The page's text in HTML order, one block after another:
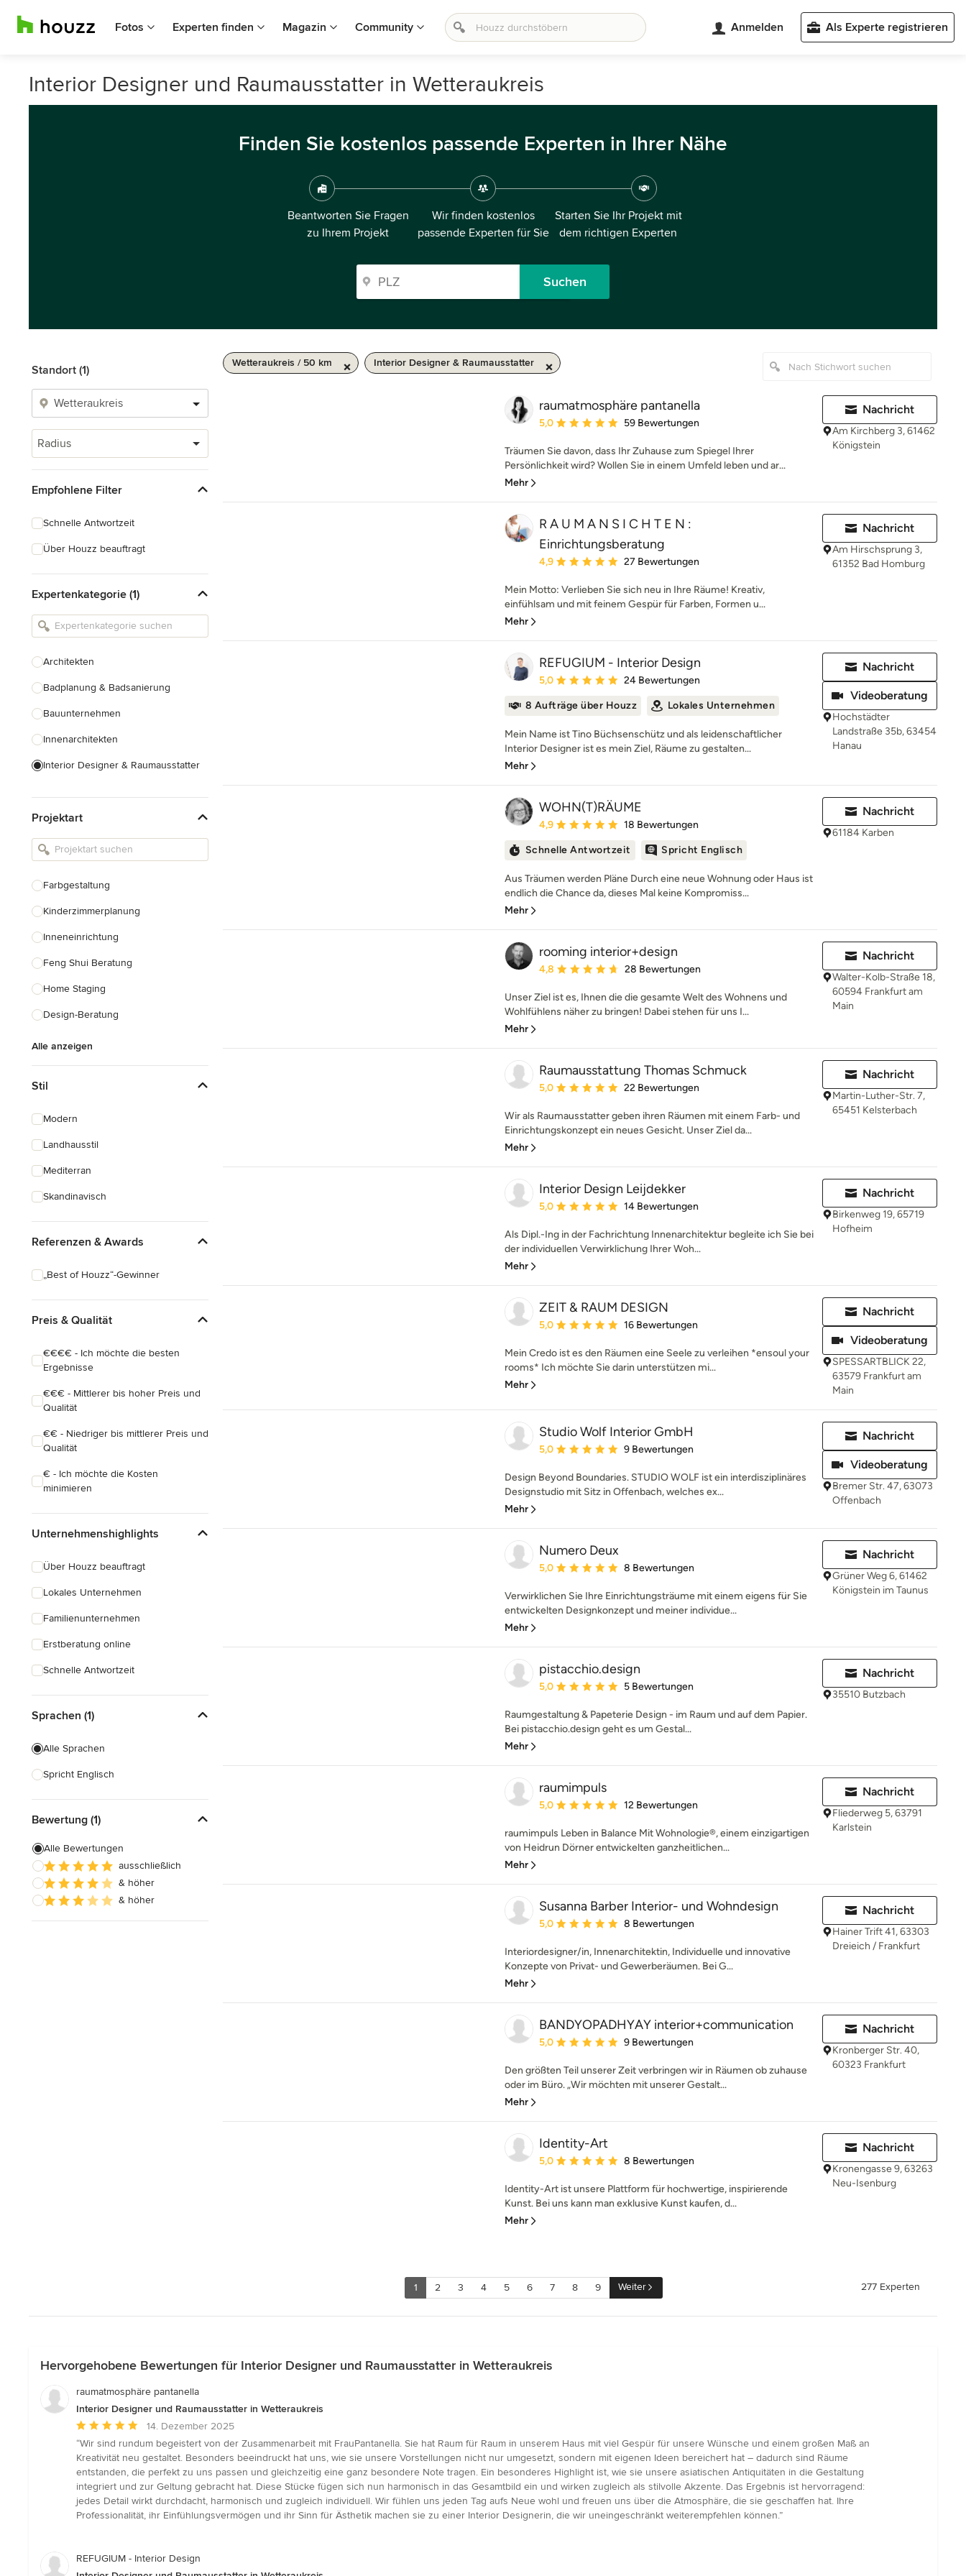
Fotos Experten finden Magazin Community Anmelden Als Experte registrieren
Interior Designer und Raumausstatter in Wetteraukreis
Finden Sie kostenlos passende Experten in Ihrer Nähe
Beantworten Sie Fragen
zu Ihrem Projekt
Wir finden kostenlos
passende Experten für Sie
Starten Sie Ihr Projekt mit
dem richtigen Experten
Suchen
Standort (1)
Radius
Empfohlene Filter
Schnelle Antwortzeit
Über Houzz beauftragt
Expertenkategorie (1)
Architekten
Badplanung & Badsanierung
Bauunternehmen
Innenarchitekten
Interior Designer & Raumausstatter
Landschaftsarchitekten
Armaturen & Sanitärbedarf
Einbauschränke
Projektart
Farbgestaltung
Kinderzimmerplanung
Inneneinrichtung
Feng Shui Beratung
Home Staging
Design-Beratung
Alle anzeigen
Stil
Modern
Landhausstil
Mediterran
Skandinavisch
Referenzen & Awards
„Best of Houzz“-Gewinner
Preis & Qualität
€€€€ - Ich möchte die besten
Ergebnisse
€€€ - Mittlerer bis hoher Preis und
Qualität
€€ - Niedriger bis mittlerer Preis und
Qualität
€ - Ich möchte die Kosten
minimieren
Unternehmenshighlights
Über Houzz beauftragt
Lokales Unternehmen
Familienunternehmen
Erstberatung online
Schnelle Antwortzeit
Sprachen (1)
Alle Sprachen
Spricht Englisch
Bewertung (1)
Alle Bewertungen
ausschließlich
& höher
& höher
Wetteraukreis / 50 km Interior Designer & Raumausstatter
raumatmosphäre pantanella
Durchschnittliche Bewertung: 5 von 5 Sternen
5,0 59 Bewertungen
Träumen Sie davon, dass Ihr Zuhause zum Spiegel Ihrer
Persönlichkeit wird? Wollen Sie in einem Umfeld leben und ar...
Mehr
Nachricht
Am Kirchberg 3, 61462
Königstein
R A U M A N S I C H T E N :
Einrichtungsberatung
Durchschnittliche Bewertung: 4.9 von 5 Sternen
4,9 27 Bewertungen
Mein Motto: Verlieben Sie sich neu in Ihre Räume! Kreativ,
einfühlsam und mit feinem Gespür für Farben, Formen u...
Mehr
Nachricht
Am Hirschsprung 3,
61352 Bad Homburg
REFUGIUM - Interior Design
Durchschnittliche Bewertung: 5 von 5 Sternen
5,0 24 Bewertungen
8 Aufträge über Houzz Lokales Unternehmen
Mein Name ist Tino Büchsenschütz und als leidenschaftlicher
Interior Designer ist es mein Ziel, Räume zu gestalten...
Mehr
Nachricht
Videoberatung
Hochstädter
Landstraße 35b, 63454
Hanau
WOHN(T)RÄUME
Durchschnittliche Bewertung: 4.9 von 5 Sternen
4,9 18 Bewertungen
Schnelle Antwortzeit Spricht Englisch
Aus Träumen werden Pläne Durch eine neue Wohnung oder Haus ist
endlich die Chance da, dieses Mal keine Kompromiss...
Mehr
Nachricht
61184 Karben
rooming interior+design
Durchschnittliche Bewertung: 4.8 von 5 Sternen
4,8 28 Bewertungen
Unser Ziel ist es, Ihnen die die gesamte Welt des Wohnens und
Wohlfühlens näher zu bringen! Dabei stehen für uns I...
Mehr
Nachricht
Walter-Kolb-Straße 18,
60594 Frankfurt am
Main
Raumausstattung Thomas Schmuck
Durchschnittliche Bewertung: 5 von 5 Sternen
5,0 22 Bewertungen
Wir als Raumausstatter geben ihren Räumen mit einem Farb- und
Einrichtungskonzept ein neues Gesicht. Unser Ziel da...
Mehr
Nachricht
Martin-Luther-Str. 7,
65451 Kelsterbach
Interior Design Leijdekker
Durchschnittliche Bewertung: 5 von 5 Sternen
5,0 14 Bewertungen
Als Dipl.-Ing in der Fachrichtung Innenarchitektur begleite ich Sie bei
der individuellen Verwirklichung Ihrer Woh...
Mehr
Nachricht
Birkenweg 19, 65719
Hofheim
ZEIT & RAUM DESIGN
Durchschnittliche Bewertung: 5 von 5 Sternen
5,0 16 Bewertungen
Mein Credo ist es den Räumen eine Seele zu verleihen *ensoul your
rooms* Ich möchte Sie darin unterstützen mi...
Mehr
Nachricht
Videoberatung
SPESSARTBLICK 22,
63579 Frankfurt am
Main
Studio Wolf Interior GmbH
Durchschnittliche Bewertung: 5 von 5 Sternen
5,0 9 Bewertungen
Design Beyond Boundaries. STUDIO WOLF ist ein interdisziplinäres
Designstudio mit Sitz in Offenbach, welches ex...
Mehr
Nachricht
Videoberatung
Bremer Str. 47, 63073
Offenbach
Numero Deux
Durchschnittliche Bewertung: 5 von 5 Sternen
5,0 8 Bewertungen
Verwirklichen Sie Ihre Einrichtungsträume mit einem eigens für Sie
entwickelten Designkonzept und meiner individue...
Mehr
Nachricht
Grüner Weg 6, 61462
Königstein im Taunus
pistacchio.design
Durchschnittliche Bewertung: 5 von 5 Sternen
5,0 5 Bewertungen
Raumgestaltung & Papeterie Design - im Raum und auf dem Papier.
Bei pistacchio.design geht es um Gestal...
Mehr
Nachricht
35510 Butzbach
raumimpuls
Durchschnittliche Bewertung: 5 von 5 Sternen
5,0 12 Bewertungen
raumimpuls Leben in Balance Mit Wohnologie®, einem einzigartigen
von Heidrun Dörner entwickelten ganzheitlichen...
Mehr
Nachricht
Fliederweg 5, 63791
Karlstein
Susanna Barber Interior- und Wohndesign
Durchschnittliche Bewertung: 5 von 5 Sternen
5,0 8 Bewertungen
Interiordesigner/in, Innenarchitektin, Individuelle und innovative
Konzepte von Privat- und Gewerberäumen. Bei G...
Mehr
Nachricht
Hainer Trift 41, 63303
Dreieich / Frankfurt
BANDYOPADHYAY interior+communication
Durchschnittliche Bewertung: 5 von 5 Sternen
5,0 9 Bewertungen
Den größten Teil unserer Zeit verbringen wir in Räumen ob zuhause
oder im Büro. „Wir möchten mit unserer Gestalt...
Mehr
Nachricht
Kronberger Str. 40,
60323 Frankfurt
Identity-Art
Durchschnittliche Bewertung: 5 von 5 Sternen
5,0 8 Bewertungen
Identity-Art ist unsere Plattform für hochwertige, inspirierende
Kunst. Bei uns kann man exklusive Kunst kaufen, d...
Mehr
Nachricht
Kronengasse 9, 63263
Neu-Isenburg
1 2 3 4 5 6 7 8 9 Weiter 277 Experten
Hervorgehobene Bewertungen für Interior Designer und Raumausstatter in Wetteraukreis
raumatmosphäre pantanella
Interior Designer und Raumausstatter in Wetteraukreis
Durchschnittliche
Bewertung:
5
von
5
Sternen
14. Dezember 2025
“Wir sind rundum begeistert von der Zusammenarbeit mit FrauPantanella. Sie hat Raum für Raum in unserem Haus mit viel Gespür für unsere Wünsche und einem großen Maß an
Kreativität neu gestaltet. Besonders beeindruckt hat uns, wie sie unsere Vorstellungen nicht nur umgesetzt, sondern mit eigenen Ideen bereichert hat – dadurch sind Räume
entstanden, die perfekt zu uns passen und gleichzeitig eine ganz besondere Note tragen. Ein besonderes Highlight ist, wie sie unsere asiatischen Antiquitäten in die Gestaltung
integriert und zur Geltung gebracht hat. Diese Stücke fügen sich nun harmonisch in das Gesamtbild ein und wirken zugleich als stilvolle Akzente. Das Ergebnis ist hervorragend:
jedes Detail wirkt durchdacht, harmonisch und zugleich individuell. Wir fühlen uns jeden Tag aufs Neue wohl und freuen uns über die Atmosphäre, die sie geschaffen hat. Ihre
Professionalität, ihr Einfühlungsvermögen und ihr Sinn für Ästhetik machen sie zu einer Interior Designerin, die wir uneingeschränkt weiterempfehlen können.”
REFUGIUM - Interior Design